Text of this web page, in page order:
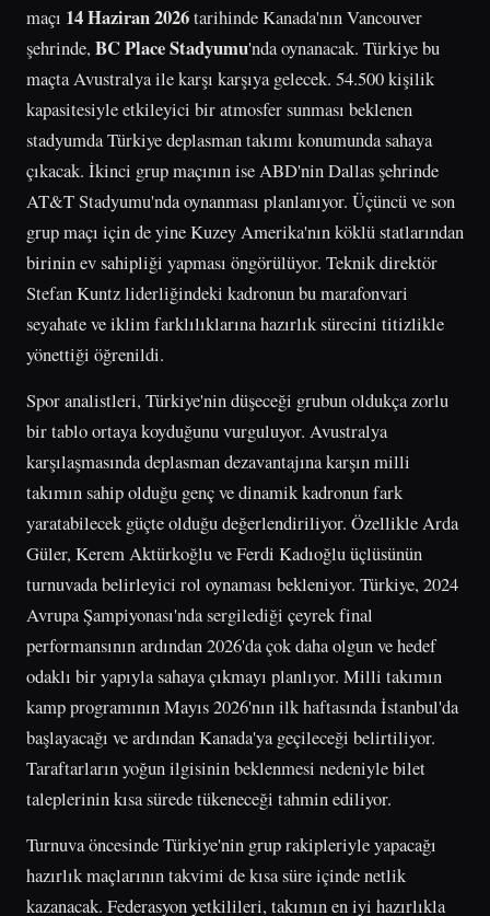
maçı 14 Haziran 2026tarihinde Kanada'nın Vancouver
şehrinde, BC Place Stadyumu'nda oynanacak. Türkiye bu
maçta Avustralya ile karşı karşıya gelecek. 54.500 kişilik
kapasitesiyle etkileyici bir atmosfer sunması beklenen
stadyumda Türkiye deplasman takımı konumunda sahaya
çıkacak. İkinci grup maçının ise ABD'nin Dallas şehrinde
AT&T Stadyumu'nda oynanması planlanıyor. Üçüncü ve son
grup maçı için de yine Kuzey Amerika'nın köklü statlarından
birinin ev sahipliği yapması öngörülüyor. Teknik direktör
Stefan Kuntz liderliğindeki kadronun bu marafonvari
seyahate ve iklim farklılıklarına hazırlık sürecini titizlikle
yönettiği öğrenildi.
Spor analistleri, Türkiye'nin düşeceği grubun oldukça zorlu
bir tablo ortaya koyduğunu vurguluyor. Avustralya
karşılaşmasında deplasman dezavantajına karşın milli
takımın sahip olduğu genç ve dinamik kadronun fark
yaratabilecek güçte olduğu değerlendiriliyor. Özellikle Arda
Güler, Kerem Aktürkoğlu ve Ferdi Kadıoğlu üçlüsünün
turnuvada belirleyici rol oynaması bekleniyor. Türkiye, 2024
Avrupa Şampiyonası'nda sergilediği çeyrek final
performansının ardından 2026'da çok daha olgun ve hedef
odaklı bir yapıyla sahaya çıkmayı planlıyor. Milli takımın
kamp programının Mayıs 2026'nın ilk haftasında İstanbul'da
başlayacağı ve ardından Kanada'ya geçileceği belirtiliyor.
Taraftarların yoğun ilgisinin beklenmesi nedeniyle bilet
taleplerinin kısa sürede tükeneceği tahmin ediliyor.
Turnuva öncesinde Türkiye'nin grup rakipleriyle yapacağı
hazırlık maçlarının takvimi de kısa süre içinde netlik
kazanacak. Federasyon yetkilileri, takımın en iyi hazırlıkla